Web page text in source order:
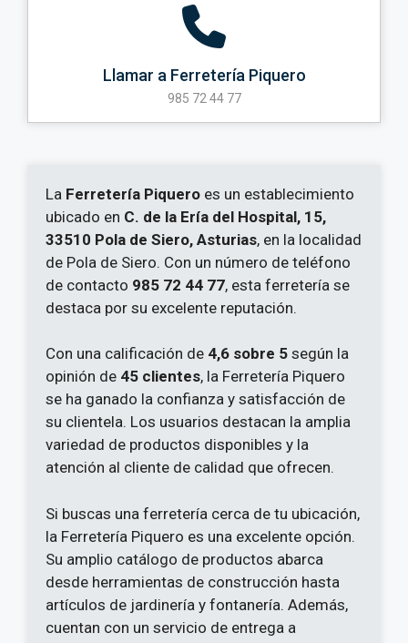
Llamar a Ferretería Piquero
985 72 44 77
La Ferretería Piquero es un establecimiento
ubicado en C. de la Ería del Hospital, 15,
33510 Pola de Siero, Asturias, en la localidad
de Pola de Siero. Con un número de teléfono
de contacto 985 72 44 77, esta ferretería se
destaca por su excelente reputación.
Con una calificación de 4,6 sobre 5 según la
opinión de 45 clientes, la Ferretería Piquero
se ha ganado la confianza y satisfacción de
su clientela. Los usuarios destacan la amplia
variedad de productos disponibles y la
atención al cliente de calidad que ofrecen.
Si buscas una ferretería cerca de tu ubicación,
la Ferretería Piquero es una excelente opción.
Su amplio catálogo de productos abarca
desde herramientas de construcción hasta
artículos de jardinería y fontanería. Además,
cuentan con un servicio de entrega a